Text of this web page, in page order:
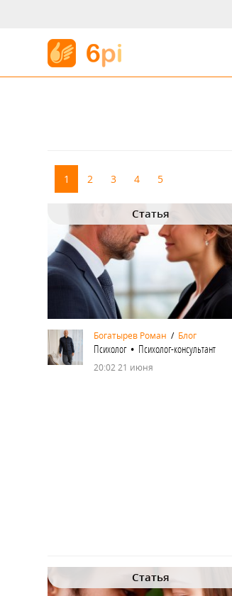
1 2 3 4 5
Статья
Богатырев Роман / Блог
Психолог • Психолог-консультант
20:02 21 июня
Статья